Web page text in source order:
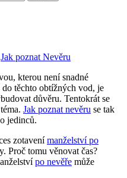
Jak poznat Nevěru
kterou není snadné
do těchto obtížných vod, je
důvěru. Tentokrát se
Jak poznat nevěru se tak
jedinců.
zotavenímanželství po
Proč tomu věnovat čas?
po nevěře může